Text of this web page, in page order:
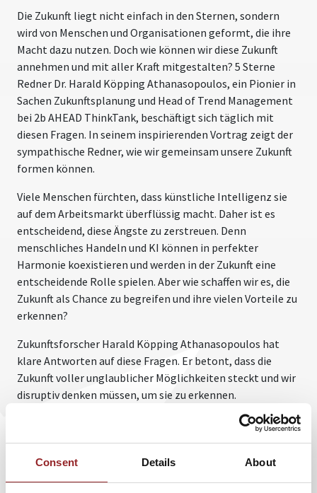
Consent Details About
Die Zukunft liegt nicht einfach in den Sternen, sondern
wird von Menschen und Organisationen geformt, die ihre
Macht dazu nutzen. Doch wie können wir diese Zukunft
annehmen und mit aller Kraft mitgestalten? 5 Sterne
Redner Dr. Harald Köpping Athanasopoulos, ein Pionier in
Sachen Zukunftsplanung und Head of Trend Management
bei 2b AHEAD ThinkTank, beschäftigt sich täglich mit
diesen Fragen. In seinem inspirierenden Vortrag zeigt der
sympathische Redner, wie wir gemeinsam unsere Zukunft
formen können.
Viele Menschen fürchten, dass künstliche Intelligenz sie
auf dem Arbeitsmarkt überflüssig macht. Daher ist es
entscheidend, diese Ängste zu zerstreuen. Denn
menschliches Handeln und KI können in perfekter
Harmonie koexistieren und werden in der Zukunft eine
entscheidende Rolle spielen. Aber wie schaffen wir es, die
Zukunft als Chance zu begreifen und ihre vielen Vorteile zu
erkennen?
Zukunftsforscher Harald Köpping Athanasopoulos hat
klare Antworten auf diese Fragen. Er betont, dass die
Zukunft voller unglaublicher Möglichkeiten steckt und wir
disruptiv denken müssen, um sie zu erkennen.
Unternehmen müssen ihre veralteten Prozesse
überdenken und neue Wege gehen. Es ist wichtig, sowohl
im persönlichen als auch im beruflichen Umfeld
umzudenken, um die Zukunft aktiv zu gestalten. Computer
werden vielleicht bessere Ärzte und Köche sein, Bots